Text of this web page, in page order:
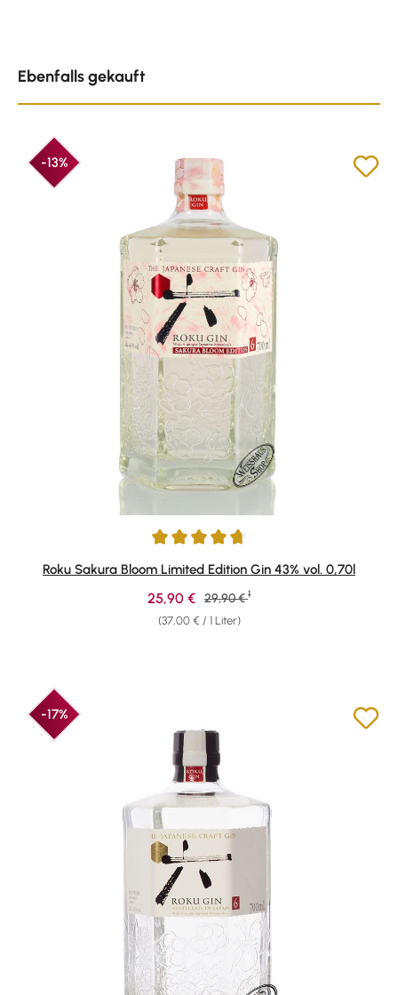
Ebenfalls gekauft
-13%
Durchschnittliche Bewertung von 4.73 von 5 Sternen
Roku Sakura Bloom Limited Edition Gin 43% vol. 0,70l
(37,00 € / 1 Liter)
Verkaufspreis:
25,90 € Regulärer Preis:
29,90 € 1
-17%